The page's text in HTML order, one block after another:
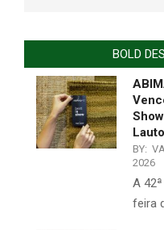
BOLD
BY:
2026
A
feira